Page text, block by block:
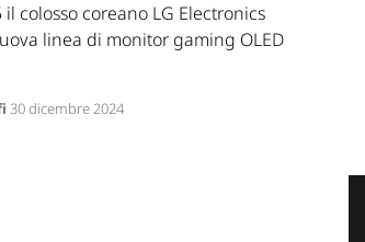
il colosso coreano LG Electronics
linea di monitor gaming OLED
30 dicembre 2024